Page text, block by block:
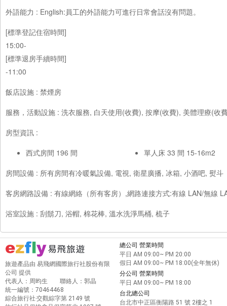
外語能力 : English:員工的外語能力可進行日常會話沒有問題。
[標準登記住宿時間]
15:00-
[標準退房手續時間]
-11:00
飯店設施 : 禁煙房
服務，活動設施 : 洗衣服務, 白天使用(收費), 按摩(收費), 美體理療(收
房型資訊 :
西式房間 196 間
單人床 33 間 15-16m2
房間設備 : 所有房間有冷暖氣設備, 電視, 衛星廣播, 冰箱, 小酒吧, 熨斗
客房網路設備 : 有線網絡（所有客房）,網路連接方式:有線 LAN/無線
浴室設施 : 刮鬍刀, 浴帽, 棉花棒, 溫水洗淨馬桶, 梳子